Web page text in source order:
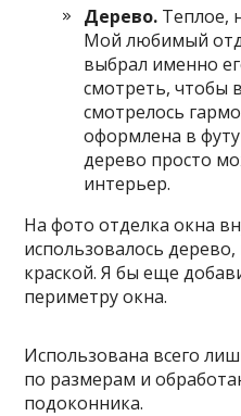
Дерево. Теплое,
Мой любимый
выбрал именно
смотреть, чтобы
смотрелось
оформлена в
дерево просто
интерьер.
На фото отделка окна
использовалось
краской. Я бы еще
периметру окна.
Использована всего
по размерам и
подоконника.